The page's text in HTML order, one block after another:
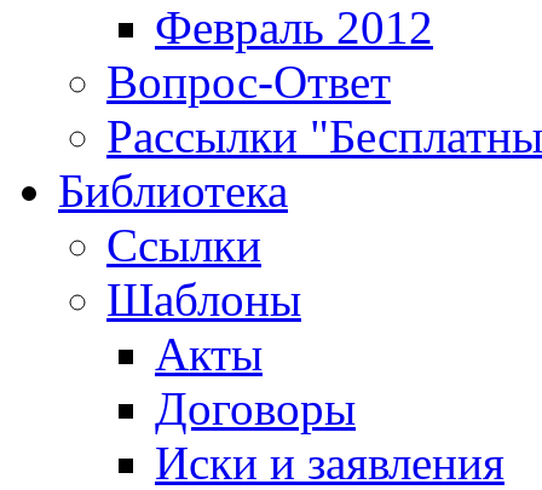
Февраль 2012
Вопрос-Ответ
Рассылки
Библиотека
Ссылки
Шаблоны
Акты
Договоры
Иски и заявления